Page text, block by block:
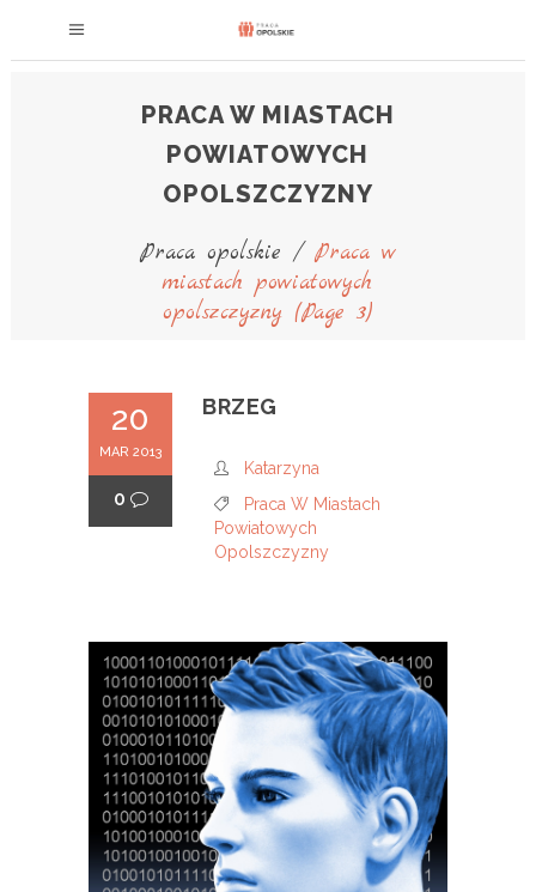
PRACA W MIASTACH
POWIATOWYCH
OPOLSZCZYZNY
Praca opolskie /Praca w
miastach powiatowych
opolszczyzny (Page 3)
20
MAR 2013
0
BRZEG
Katarzyna
Praca W Miastach
Powiatowych
Opolszczyzny